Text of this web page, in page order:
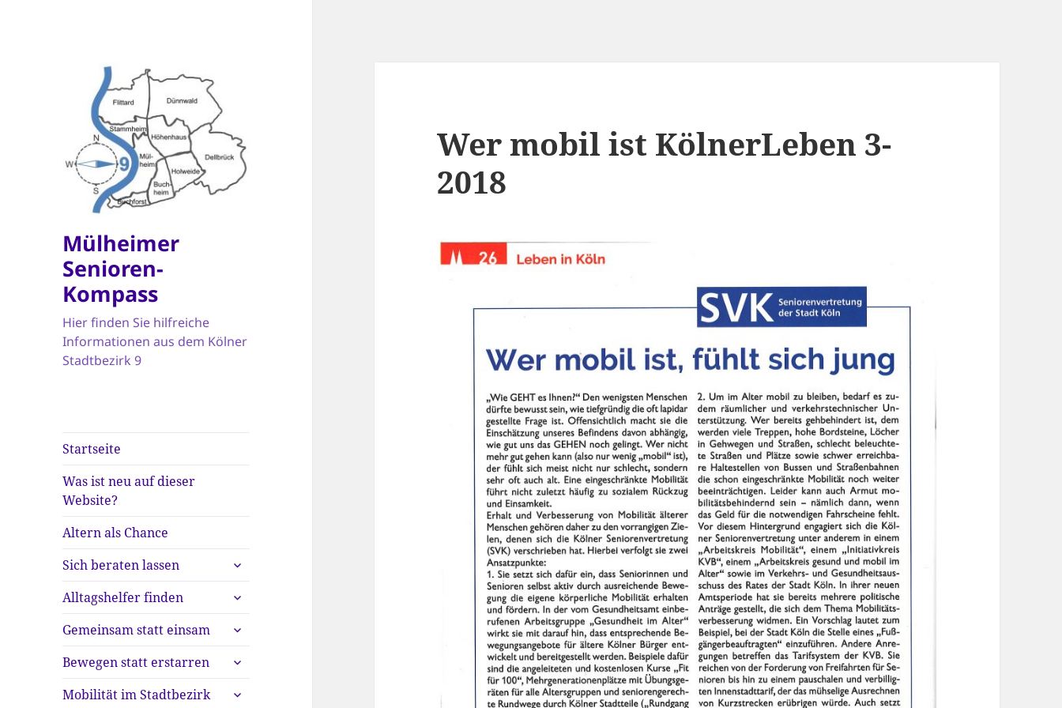
Mülheimer
Senioren-
Kompass
Hier finden Sie hilfreiche
Informationen aus dem Kölner
Stadtbezirk 9
Startseite
Was ist neu auf dieser
Website?
Altern als Chance
Sich beraten lassen
untermenü
anzeigen
Alltagshelfer finden
untermenü
anzeigen
Gemeinsam statt einsam
untermenü
anzeigen
Bewegen statt erstarren
untermenü
anzeigen
Mobilität im Stadtbezirk
untermenü
Wer mobil ist KölnerLeben 3-
2018